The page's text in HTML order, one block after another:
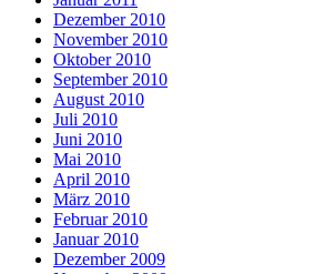
Dezember 2010
November 2010
Oktober 2010
September 2010
August 2010
Juli 2010
Juni 2010
Mai 2010
April 2010
März 2010
Februar 2010
Januar 2010
Dezember 2009